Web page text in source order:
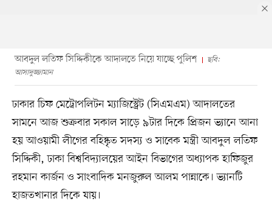
আবদুল লতিফ সিদ্দিকীকে আদালতে নিয়ে যাচ্ছে পুলিশ
ছবি:
আসাদুজ্জামান
ঢাকার চিফ মেট্রোপলিটন ম্যাজিস্ট্রেট (সিএমএম) আদালতের
সামনে আজ শুক্রবার সকাল সাড়ে ৯টার দিকে প্রিজন ভ্যানে আনা
হয় আওয়ামী লীগের বহিষ্কৃত সদস্য ও সাবেক মন্ত্রী আবদুল লতিফ
সিদ্দিকী, ঢাকা বিশ্ববিদ্যালয়ের আইন বিভাগের অধ্যাপক হাফিজুর
রহমান কার্জন ও সাংবাদিক মনজুরুল আলম পান্নাকে। ভ্যানটি
হাজতখানার দিকে যায়।